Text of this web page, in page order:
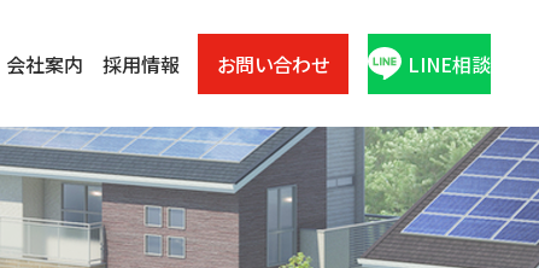
会社案内 採用情報 お問い合わせ LINE相談